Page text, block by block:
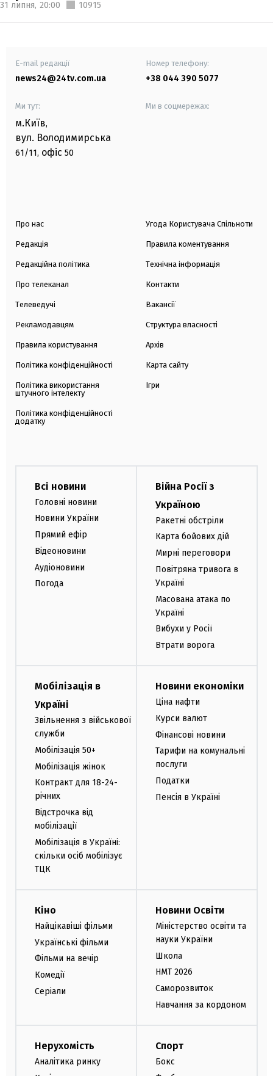
31 липня, 20:00 10915
E-mail редакції
news24@24tv.com.ua
Номер телефону:
+38 044 390 5077
Ми тут:
м.Київ,
вул. Володимирська
61/11, офіс 50
Ми в соцмережах:
Про нас
Редакція
Редакційна політика
Про телеканал
Телеведучі
Рекламодавцям
Правила користування
Політика конфіденційності
Політика використання
штучного інтелекту
Політика конфіденційності
додатку
Угода Користувача Спільноти
Правила коментування
Технічна інформація
Контакти
Вакансії
Структура власності
Архів
Карта сайту
Ігри
Всі новини
Головні новини
Новини України
Прямий ефір
Відеоновини
Аудіоновини
Погода
Війна Росії з
Україною
Ракетні обстріли
Карта бойових дій
Мирні переговори
Повітряна тривога в
Україні
Масована атака по
Україні
Вибухи у Росії
Втрати ворога
Мобілізація в
Україні
Звільнення з військової
служби
Мобілізація 50+
Мобілізація жінок
Контракт для 18-24-
річних
Відстрочка від
мобілізації
Мобілізація в Україні:
скільки осіб мобілізує
ТЦК
Новини економіки
Ціна нафти
Курси валют
Фінансові новини
Тарифи на комунальні
послуги
Податки
Пенсія в Україні
Кіно
Найцікавіші фільми
Українські фільми
Фільми на вечір
Комедії
Серіали
Новини Освіти
Міністерство освіти та
науки України
Школа
НМТ 2026
Саморозвиток
Навчання за кордоном
Нерухомість
Аналітика ринку
Спорт
Бокс